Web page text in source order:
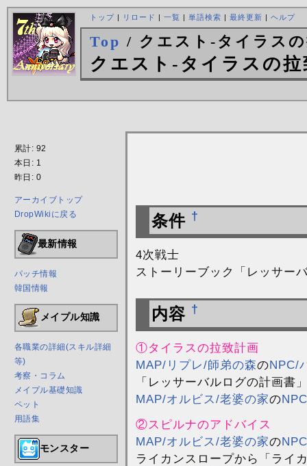
トップ| リロード | 一覧 | 単語検索 | 最終更新 | ヘルプ
Top / クエスト-タイラス
クエスト-タイラスの拉
累計: 92
本日: 1
昨日: 0
アーカイブトップ
DropWikiに戻る
最新情報
パッチ情報
韓国情報
メイプル知識
各職業の詳細(スキル詳細
等)
考察・コラム
メイプル基礎知識
ペット
用語集
モンスター
条件 †
4次戦士
ストーリーブック「レッサー
内容 †
①タイラスの拉致計画
MAP/リプレ/師弟の森のNPC/
「レッサーバルログの計画書
MAP/オルビス/老婆の家の
②スピルナのアドバイス
MAP/オルビス/老婆の家の
ライカンスロープから「ライ